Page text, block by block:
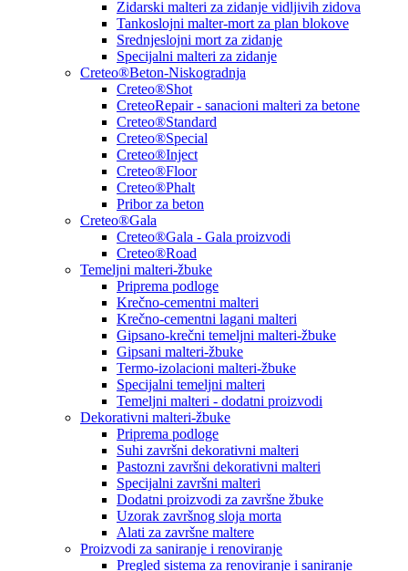
Zidarski malteri za zidanje vidljivih zidova
Tankoslojni malter-mort za plan blokove
Srednjeslojni mort za zidanje
Specijalni malteri za zidanje
Creteo®Beton-Niskogradnja
Creteo®Shot
CreteoRepair - sanacioni malteri za betone
Creteo®Standard
Creteo®Special
Creteo®Inject
Creteo®Floor
Creteo®Phalt
Pribor za beton
Creteo®Gala
Creteo®Gala - Gala proizvodi
Creteo®Road
Temeljni malteri-žbuke
Priprema podloge
Krečno-cementni malteri
Krečno-cementni lagani malteri
Gipsano-krečni temeljni malteri-žbuke
Gipsani malteri-žbuke
Termo-izolacioni malteri-žbuke
Specijalni temeljni malteri
Temeljni malteri - dodatni proizvodi
Dekorativni malteri-žbuke
Priprema podloge
Suhi završni dekorativni malteri
Pastozni završni dekorativni malteri
Specijalni završni malteri
Dodatni proizvodi za završne žbuke
Uzorak završnog sloja morta
Alati za završne maltere
Proizvodi za saniranje i renoviranje
Pregled sistema za renoviranje i saniranje